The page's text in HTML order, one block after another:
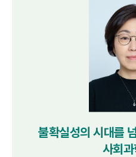
불확실성의 시대를
사회